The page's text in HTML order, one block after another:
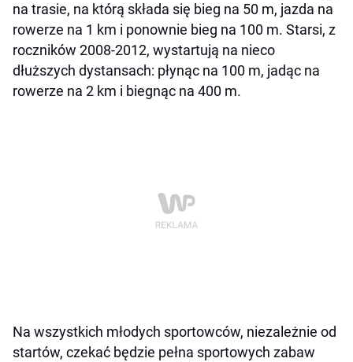
na trasie, na którą składa się bieg na 50 m, jazda na
rowerze na 1 km i ponownie bieg na 100 m. Starsi, z
roczników 2008-2012, wystartują na nieco
dłuższych dystansach: płynąc na 100 m, jadąc na
rowerze na 2 km i biegnąc na 400 m.
Na wszystkich młodych sportowców, niezależnie od
startów, czekać będzie pełna sportowych zabaw